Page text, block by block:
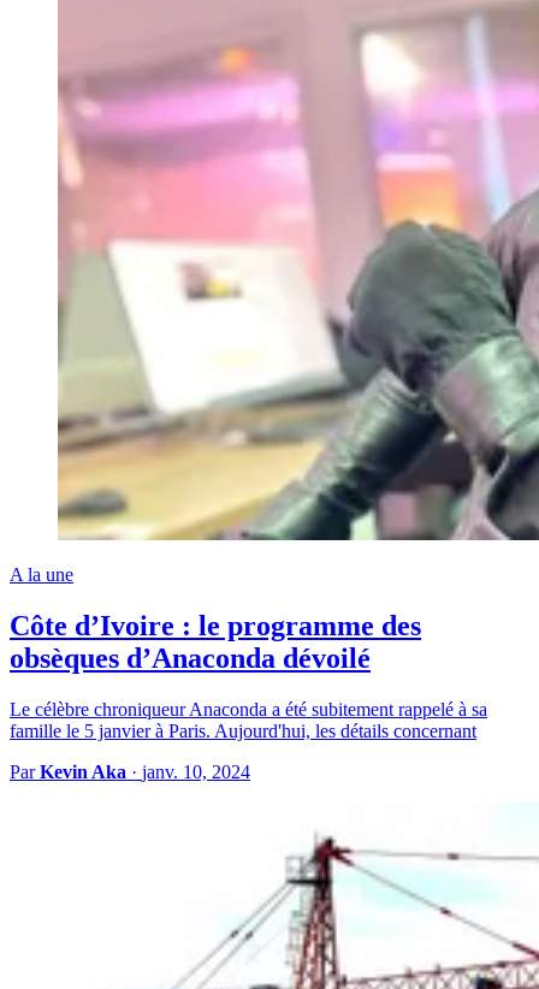
A la une
Côte d’Ivoire : le programme des
obsèques d’Anaconda dévoilé
Le célèbre chroniqueur Anaconda a été subitement rappelé à sa
famille le 5 janvier à Paris. Aujourd'hui, les détails concernant
ParKevin Aka · janv. 10, 2024